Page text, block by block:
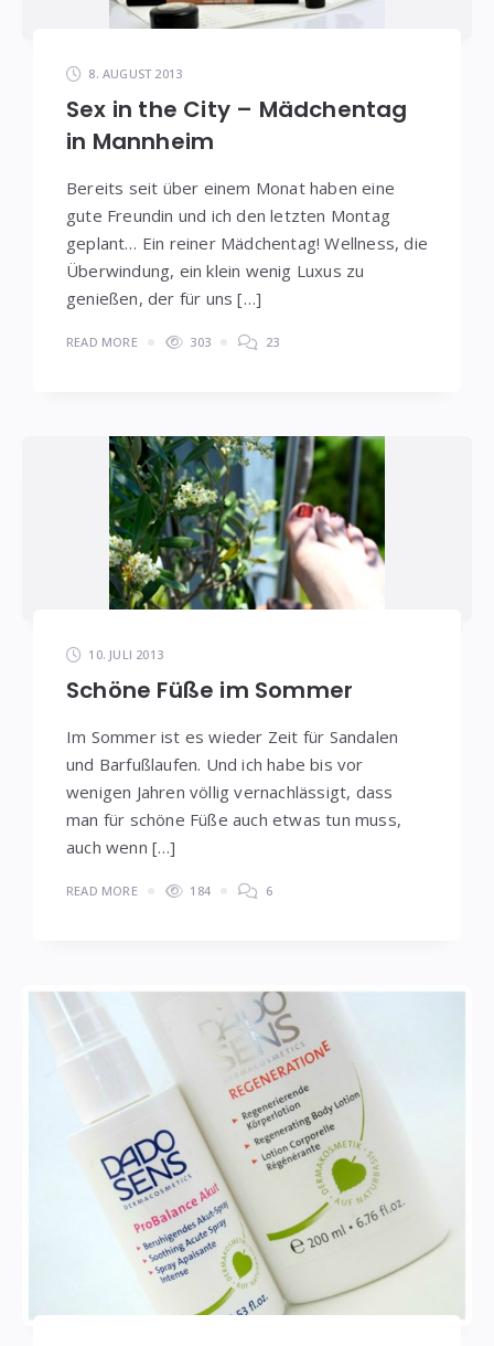
8. AUGUST 2013
Sex in the City – Mädchentag
in Mannheim
Bereits seit über einem Monat haben eine
gute Freundin und ich den letzten Montag
geplant… Ein reiner Mädchentag! Wellness, die
Überwindung, ein klein wenig Luxus zu
genießen, der für uns […]
READ MORE 303 23
10. JULI 2013
Schöne Füße im Sommer
Im Sommer ist es wieder Zeit für Sandalen
und Barfußlaufen. Und ich habe bis vor
wenigen Jahren völlig vernachlässigt, dass
man für schöne Füße auch etwas tun muss,
auch wenn […]
READ MORE 184 6